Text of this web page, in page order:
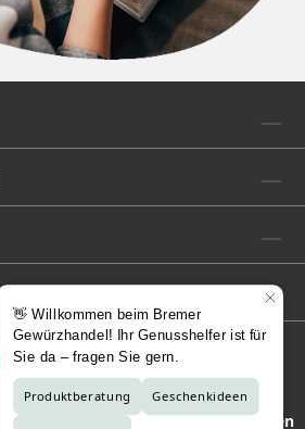
Kontaktformular Vertrag widerrufen